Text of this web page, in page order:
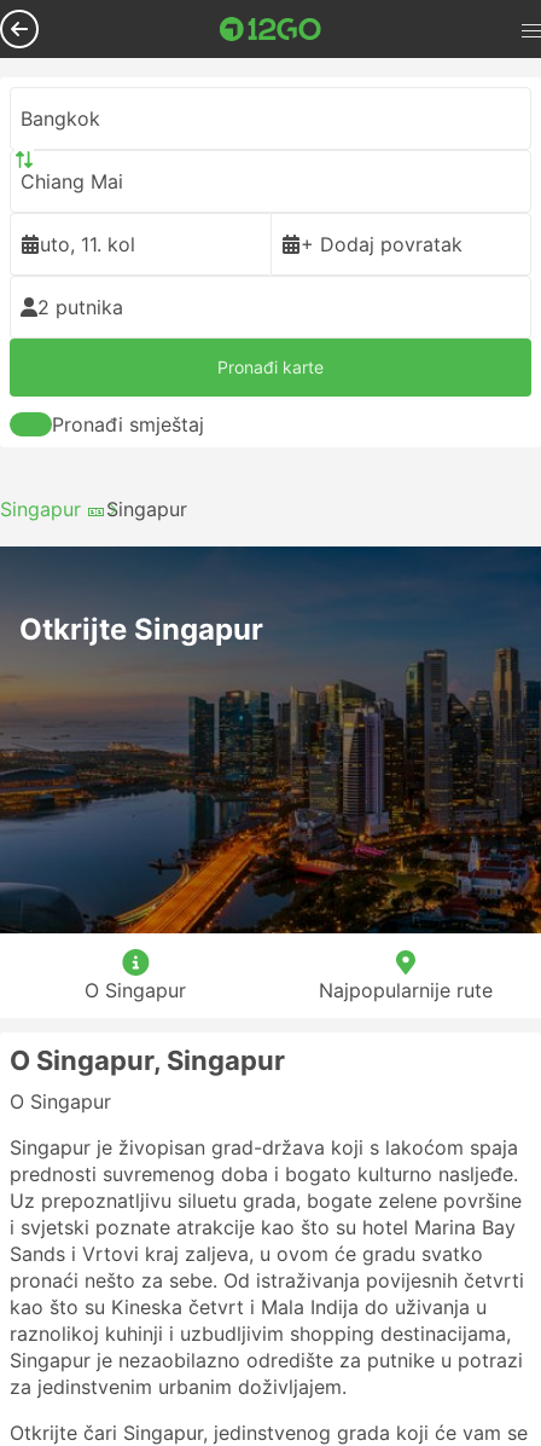
Bangkok
Chiang Mai
uto, 11. kol + Dodaj povratak
2 putnika
Pronađi karte
Pronađi smještaj
Singapur 🎫Singapur
Otkrijte Singapur
O Singapur Najpopularnije rute
O Singapur, Singapur
O Singapur
Singapur je živopisan grad-država koji s lakoćom spaja
prednosti suvremenog doba i bogato kulturno nasljeđe.
Uz prepoznatljivu siluetu grada, bogate zelene površine
i svjetski poznate atrakcije kao što su hotel Marina Bay
Sands i Vrtovi kraj zaljeva, u ovom će gradu svatko
pronaći nešto za sebe. Od istraživanja povijesnih četvrti
kao što su Kineska četvrt i Mala Indija do uživanja u
raznolikoj kuhinji i uzbudljivim shopping destinacijama,
Singapur je nezaobilazno odredište za putnike u potrazi
za jedinstvenim urbanim doživljajem.
Otkrijte čari Singapur, jedinstvenog grada koji će vam se